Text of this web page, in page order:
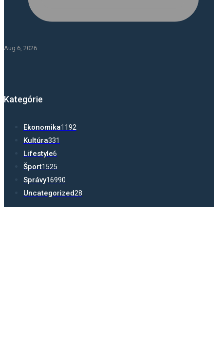
Aug 6, 2026
Kategórie
Ekonomika1192
Kultúra331
Lifestyle6
Šport1525
Správy16990
Uncategorized28